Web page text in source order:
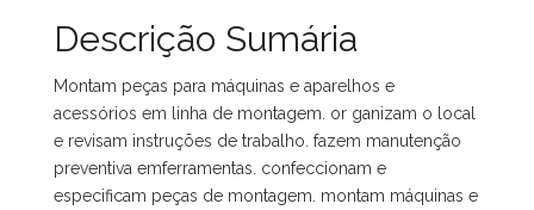
Descrição Sumária
Montam peças para máquinas e aparelhos e
acessórios em linha de montagem. or ganizam o local
e revisam instruções de trabalho. fazem manutenção
preventiva emferramentas. confeccionam e
especificam peças de montagem. montam máquinas e